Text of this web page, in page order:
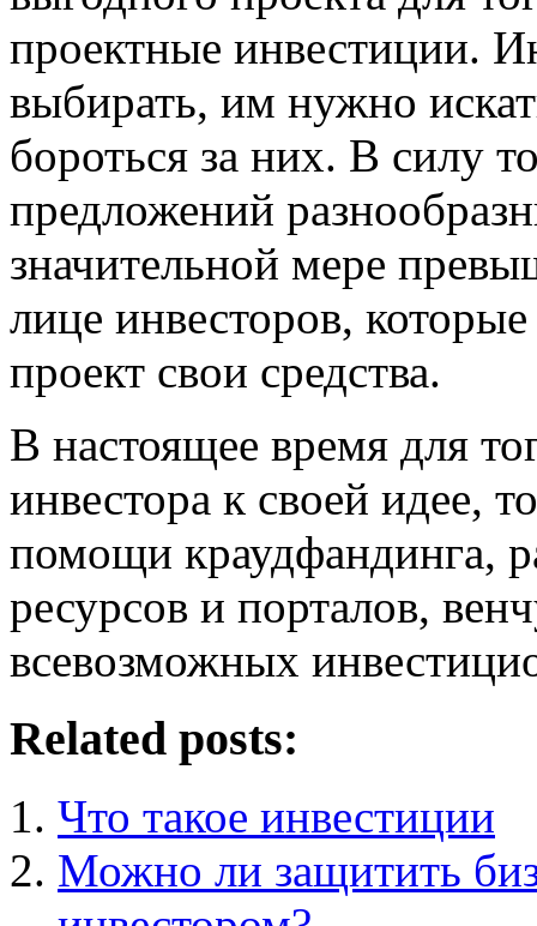
проектные инвестиции.
выбирать, им нужно
бороться за них. В силу
предложений
значительной мере
лице инвесторов,
проект свои средства.
В настоящее время для
инвестора к своей идее,
помощи краудфандинга,
ресурсов и порталов,
всевозможных
Related posts:
Что такое инвестиции
Можно ли защитить